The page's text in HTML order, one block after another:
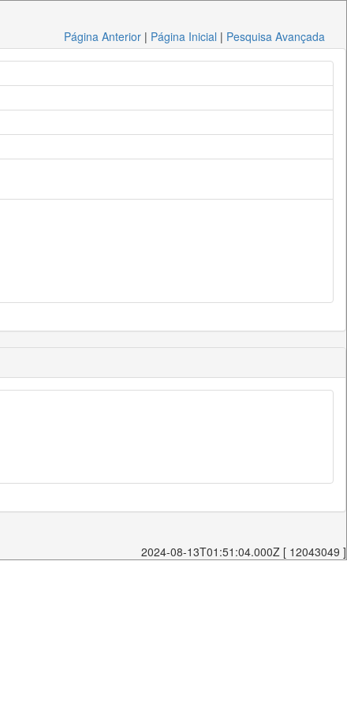
Página Anterior | Página Inicial | Pesquisa Avançada
2024-08-13T01:51:04.000Z [ 12043049 ]